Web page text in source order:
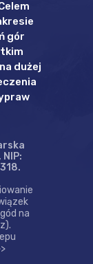
gór
dużej
na
.